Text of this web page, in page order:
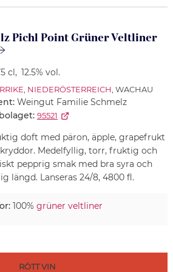
Pichl Point Grüner Veltliner
cl , 12.5% vol.
, NIEDERÖSTERREICH, WACHAU
Weingut Familie Schmelz
95521
doft med päron, äpple, grapefrukt
Medelfyllig, torr, fruktig och
pepprig smak med bra syra och
längd. Lanseras 24/8, 4800 fl.
100% grüner veltliner
RÖTT VIN